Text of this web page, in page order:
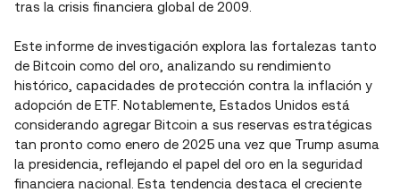
tras la crisis financiera global de 2009.
Este informe de investigación explora las fortalezas tanto
de Bitcoin como del oro, analizando su rendimiento
histórico, capacidades de protección contra la inflación y
adopción de ETF. Notablemente, Estados Unidos está
considerando agregar Bitcoin a sus reservas estratégicas
tan pronto como enero de 2025 una vez que Trump asuma
la presidencia, reflejando el papel del oro en la seguridad
financiera nacional. Esta tendencia destaca el creciente